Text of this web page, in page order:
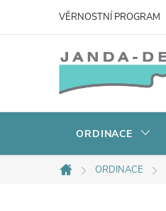
VĚRNOSTNÍ PROGRAM
ORDINACE
Domů
ORDINACE